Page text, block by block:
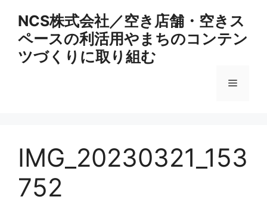
NCS株式会社／空き店舗・空きス
ペースの利活用やまちのコンテン
ツづくりに取り組む
メ
ュ
IMG_20230321_153
752